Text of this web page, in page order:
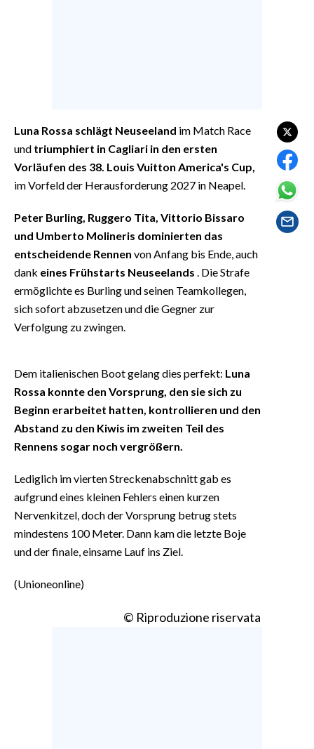
EVENTI
VIDEO
INFO AZIENDE
STORE
Luna Rossa schlägt Neuseeland im Match Race
und triumphiert in Cagliari in den ersten
Vorläufen des 38. Louis Vuitton America's Cup,
im Vorfeld der Herausforderung 2027 in Neapel.
Peter Burling, Ruggero Tita, Vittorio Bissaro
und Umberto Molineris dominierten das
entscheidende Rennen von Anfang bis Ende, auch
dank eines Frühstarts Neuseelands . Die Strafe
ermöglichte es Burling und seinen Teamkollegen,
sich sofort abzusetzen und die Gegner zur
Verfolgung zu zwingen.
Dem italienischen Boot gelang dies perfekt: Luna
Rossa konnte den Vorsprung, den sie sich zu
Beginn erarbeitet hatten, kontrollieren und den
Abstand zu den Kiwis im zweiten Teil des
Rennens sogar noch vergrößern.
Lediglich im vierten Streckenabschnitt gab es
aufgrund eines kleinen Fehlers einen kurzen
Nervenkitzel, doch der Vorsprung betrug stets
mindestens 100 Meter. Dann kam die letzte Boje
und der finale, einsame Lauf ins Ziel.
(Unioneonline)
© Riproduzione riservata